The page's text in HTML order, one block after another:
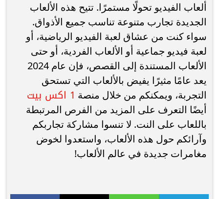
ألعاب الفيديو تحولًا مستمرًا. تتيح هذه الألعاب
الجديدة تجارب متنوعة تناسب جميع الأذواق.
سواء كنت من عشاق لعبة الفيديو الرياضية، أو
لعبة فيديو جماعية أو الألعاب الفردية، أو حتى
الألعاب المستندة إلى القصص، فإن عام 2024
يعد عامًا مثيرًا يفيض بالألعاب التي تستحق
التجربة، ويمكنكم من خلال منصة 1 اكس بيت
أيضًا التعرف على المزيد من الفرص المرتبطة
باللعاب على النت. لا تنسوا مشاركة تجاربكم
وآرائكم حول هذه الألعاب، واستعدوا لخوض
مغامرات جديدة في عالم الألعاب!